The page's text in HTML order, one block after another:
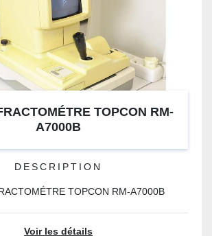
TOPCON RM-
A7000B
DESCRIPTION
TOPCON RM-A7000B
Voir les détails